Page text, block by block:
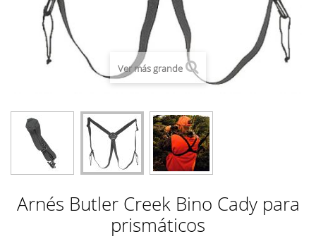
Ver más grande
Arnés Butler Creek Bino Cady para
prismáticos